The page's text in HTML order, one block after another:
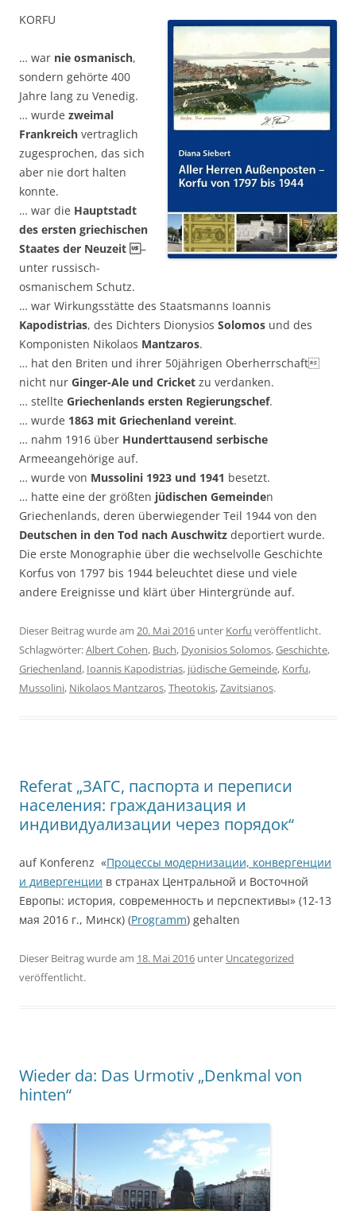
KORFU
… war nie osmanisch,
sondern gehörte 400
Jahre lang zu Venedig.
… wurde zweimal
Frankreich vertraglich
zugesprochen, das sich
aber nie dort halten
konnte.
… war die Hauptstadt
des ersten griechischen
Staates der Neuzeit –
unter russisch-
osmanischem Schutz.
… war Wirkungsstätte des Staatsmanns Ioannis
Kapodistrias, des Dichters Dionysios Solomos und des
Komponisten Nikolaos Mantzaros.
… hat den Briten und ihrer 50jährigen Oberherrschaft
nicht nur Ginger-Ale und Cricket zu verdanken.
… stellte Griechenlands ersten Regierungschef.
… wurde 1863 mit Griechenland vereint.
… nahm 1916 über Hunderttausend serbische
Armeeangehörige auf.
… wurde von Mussolini 1923 und 1941 besetzt.
… hatte eine der größten jüdischen Gemeinden
Griechenlands, deren überwiegender Teil 1944 von den
Deutschen in den Tod nach Auschwitz deportiert wurde.
Die erste Monographie über die wechselvolle Geschichte
Korfus von 1797 bis 1944 beleuchtet diese und viele
andere Ereignisse und klärt über Hintergründe auf.
Dieser Beitrag wurde am 20. Mai 2016 unter Korfu veröffentlicht.
Schlagwörter:Albert Cohen, Buch, Dyonisios Solomos,Geschichte,
Griechenland, Ioannis Kapodistrias, jüdische Gemeinde, Korfu,
Mussolini, Nikolaos Mantzaros,Theotokis,Zavitsianos.
Referat „ЗАГС, паспорта и переписи
населения: гражданизация и
индивидуализации через порядок“
auf Konferenz «Процессы модернизации, конвергенции
и дивергенции в странах Центральной и Восточной
Европы: история, современность и перспективы» (12-13
мая 2016 г., Минск) (Programm) gehalten
Dieser Beitrag wurde am 18. Mai 2016 unter Uncategorized
veröffentlicht.
Wieder da: Das Urmotiv „Denkmal von
hinten“